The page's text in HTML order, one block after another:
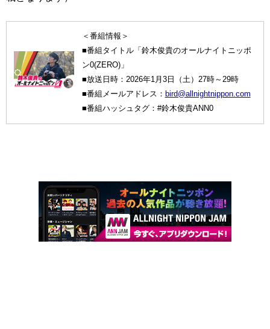
＜番組情報＞
■番組タイトル「鈴木俊貴のオールナイトニッポ
ン0(ZERO)」
■放送日時：2026年1月3日（土）27時～29時
■番組メールアドレス： bird@allnightnippon.com
■番組ハッシュタグ：#鈴木俊貴ANN0